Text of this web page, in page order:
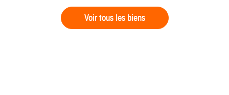
Voir tous les biens